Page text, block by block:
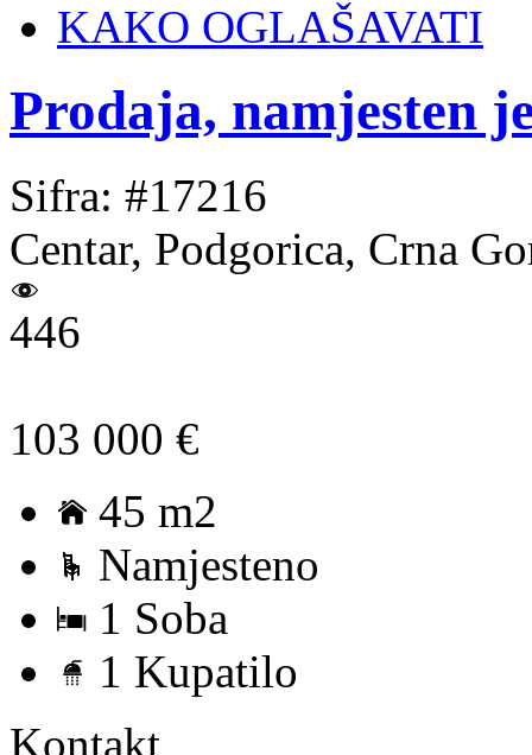
KAKO OGLAŠAVATI
Prodaja, namjesten
Sifra: #17216
Centar, Podgorica, Crna
446
103 000 €
45 m2
Namjesteno
1 Soba
1 Kupatilo
Kontakt